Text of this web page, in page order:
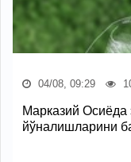
04/08, 09:29
Марказий Осиёда
йўналишларини